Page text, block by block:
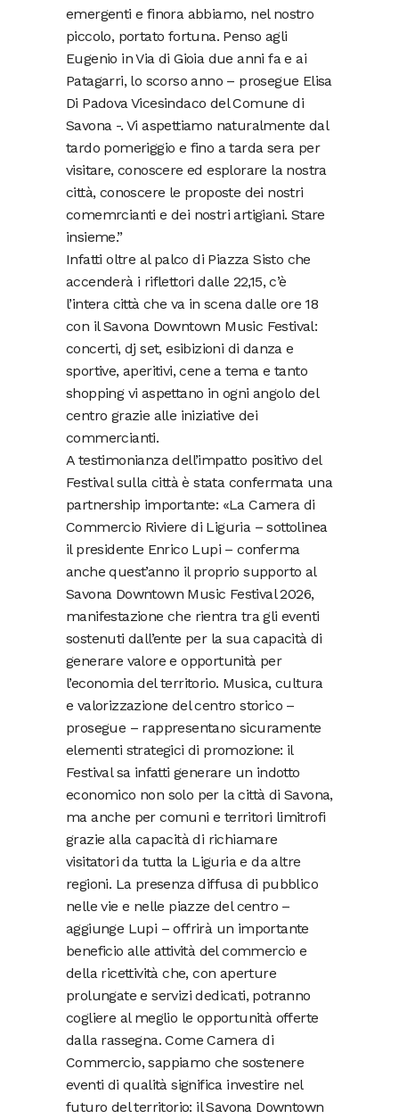
emergenti e finora abbiamo, nel nostro
piccolo, portato fortuna. Penso agli
Eugenio in Via di Gioia due anni fa e ai
Patagarri, lo scorso anno – prosegue Elisa
Di Padova Vicesindaco del Comune di
Savona -. Vi aspettiamo naturalmente dal
tardo pomeriggio e fino a tarda sera per
visitare, conoscere ed esplorare la nostra
città, conoscere le proposte dei nostri
comemrcianti e dei nostri artigiani. Stare
insieme.”
Infatti oltre al palco di Piazza Sisto che
accenderà i riflettori dalle 22,15, c’è
l’intera città che va in scena dalle ore 18
con il Savona Downtown Music Festival:
concerti, dj set, esibizioni di danza e
sportive, aperitivi, cene a tema e tanto
shopping vi aspettano in ogni angolo del
centro grazie alle iniziative dei
commercianti.
A testimonianza dell’impatto positivo del
Festival sulla città è stata confermata una
partnership importante: «La Camera di
Commercio Riviere di Liguria – sottolinea
il presidente Enrico Lupi – conferma
anche quest’anno il proprio supporto al
Savona Downtown Music Festival 2026,
manifestazione che rientra tra gli eventi
sostenuti dall’ente per la sua capacità di
generare valore e opportunità per
l’economia del territorio. Musica, cultura
e valorizzazione del centro storico –
prosegue – rappresentano sicuramente
elementi strategici di promozione: il
Festival sa infatti generare un indotto
economico non solo per la città di Savona,
ma anche per comuni e territori limitrofi
grazie alla capacità di richiamare
visitatori da tutta la Liguria e da altre
regioni. La presenza diffusa di pubblico
nelle vie e nelle piazze del centro –
aggiunge Lupi – offrirà un importante
beneficio alle attività del commercio e
della ricettività che, con aperture
prolungate e servizi dedicati, potranno
cogliere al meglio le opportunità offerte
dalla rassegna. Come Camera di
Commercio, sappiamo che sostenere
eventi di qualità significa investire nel
futuro del territorio: il Savona Downtown